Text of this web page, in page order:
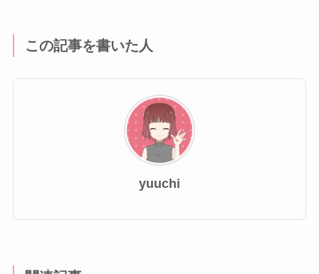
この記事を書いた人
yuuchi